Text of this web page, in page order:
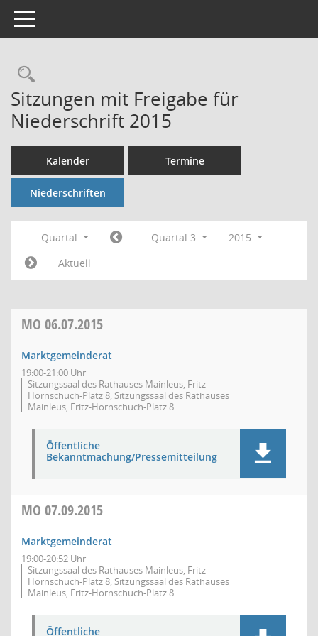
Toggle navigation
Rechercheauswahl
Sitzungen mit Freigabe für
Niederschrift 2015
Kalender Termine
Niederschriften
Quartal Quartal 3
2015
Aktuell
MO 06.07.2015
Marktgemeinderat
19:00-21:00 Uhr
Sitzungssaal des Rathauses Mainleus, Fritz-
Hornschuch-Platz 8, Sitzungssaal des Rathauses
Mainleus, Fritz-Hornschuch-Platz 8
Öffentliche
Bekanntmachung/Pressemitteilung
MO 07.09.2015
Marktgemeinderat
19:00-20:52 Uhr
Sitzungssaal des Rathauses Mainleus, Fritz-
Hornschuch-Platz 8, Sitzungssaal des Rathauses
Mainleus, Fritz-Hornschuch-Platz 8
Öffentliche